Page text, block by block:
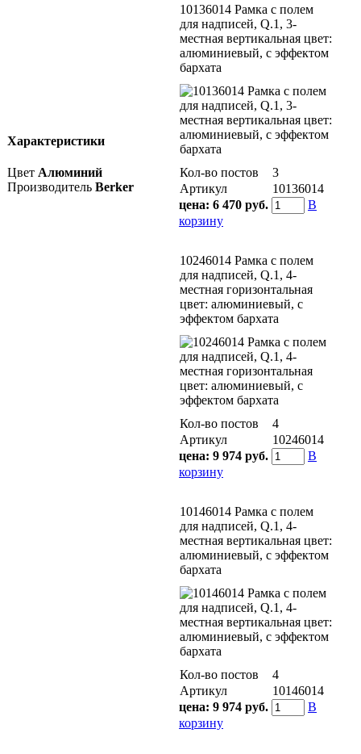
10136014 Рамка с полем
для надписей, Q.1, 3-
местная вертикальная цвет:
алюминиевый, с эффектом
бархата
Кол-во постов
3
Артикул
10136014
цена: 6 470 руб.
В
корзину
10246014 Рамка с полем
для надписей, Q.1, 4-
местная горизонтальная
цвет: алюминиевый, с
эффектом бархата
Кол-во постов
4
Артикул
10246014
цена: 9 974 руб.
В
корзину
10146014 Рамка с полем
для надписей, Q.1, 4-
местная вертикальная цвет:
алюминиевый, с эффектом
бархата
Кол-во постов
4
Артикул
10146014
цена: 9 974 руб.
В
корзину
Характеристики
Цвет Алюминий
Производитель Berker